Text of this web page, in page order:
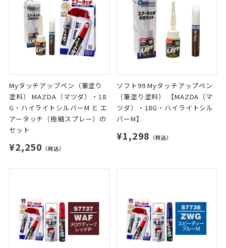
Myタッチアップペン（筆塗り
塗料） MAZDA（マツダ）・18
G・ハイライトシルバーM と エ
アータッチ（極細スプレー）の
セット
¥2,250 （税込）
ソフト99 Myタッチアップペン
（筆塗り塗料） 【MAZDA（マ
ツダ）・18G・ハイライトシル
バーM】
¥1,298 （税込）